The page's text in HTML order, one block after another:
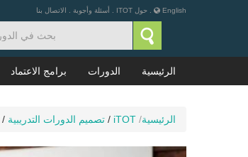
English حول ITOT أسئلة وأجوبة الاتصال بنا
الرئيسية الدورات برامج الاعتماد
الرئيسية/
iTOT
/ تصميم الدورات التدريبية /